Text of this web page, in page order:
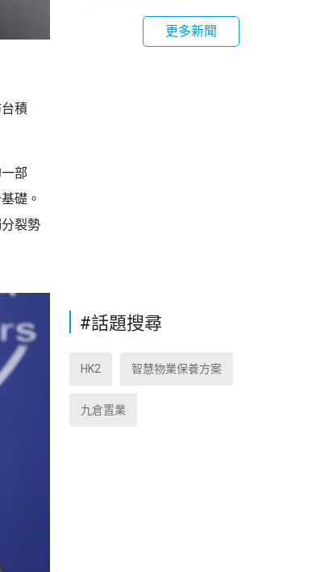
積
部
礎。
裂勢
更多新聞
#話題搜尋
HK2 智慧物業保養方案
九倉置業